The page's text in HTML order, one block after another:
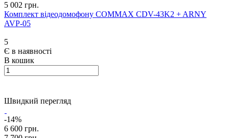
5 002 грн.
Комплект відеодомофону COMMAX CDV-43K2 + ARNY
AVP-05
5
Є в наявності
В кошик
Швидкий перегляд
-14%
6 600 грн.